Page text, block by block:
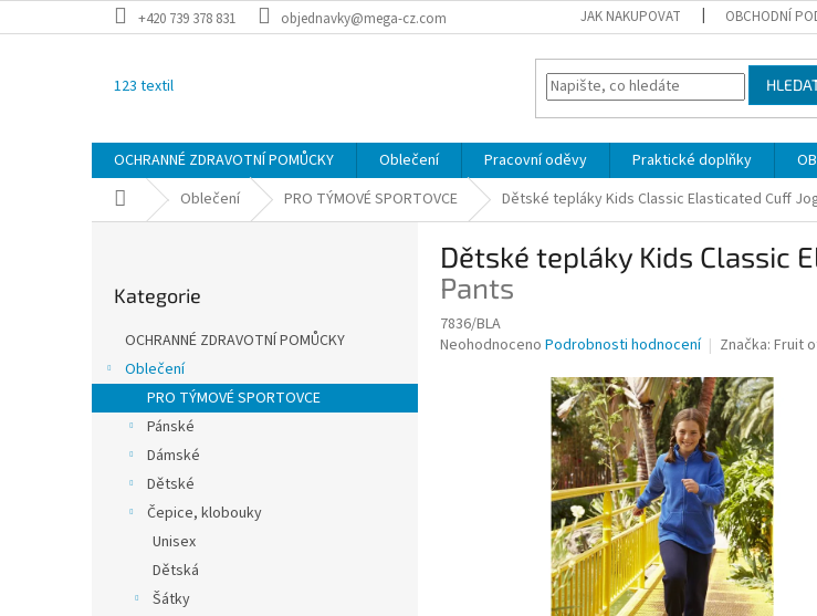
na
+420 739 378 831 objednavky@mega-cz.com JAK NAKUPOVAT OBCHODNÍ
123 textil
OCHRANNÉ ZDRAVOTNÍ POMŮCKY Oblečení Pracovní oděvy Praktické doplňky
Domů Oblečení PRO TÝMOVÉ SPORTOVCE Dětské tepláky Kids Classic Elasticated Cuff
n
kategorie
Kategorie
OCHRANNÉ ZDRAVOTNÍ POMŮCKY
Oblečení
PRO TÝMOVÉ SPORTOVCE
Pánské
Dámské
Dětské
Čepice, klobouky
Unisex
Dětská
Šátky
Dětské tepláky Kids Classic
Pants
7836/BLA
Průměrné
Neohodnoceno Podrobnosti hodnocení Značka: Fruit